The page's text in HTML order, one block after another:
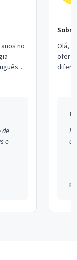
no
-
de
e
Olá,